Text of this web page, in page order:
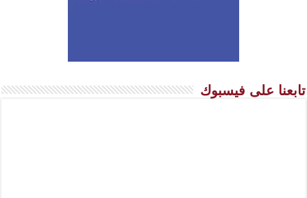
تابعنا على فيسبوك